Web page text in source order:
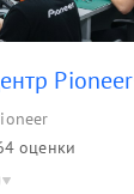
Pioneer
оценки